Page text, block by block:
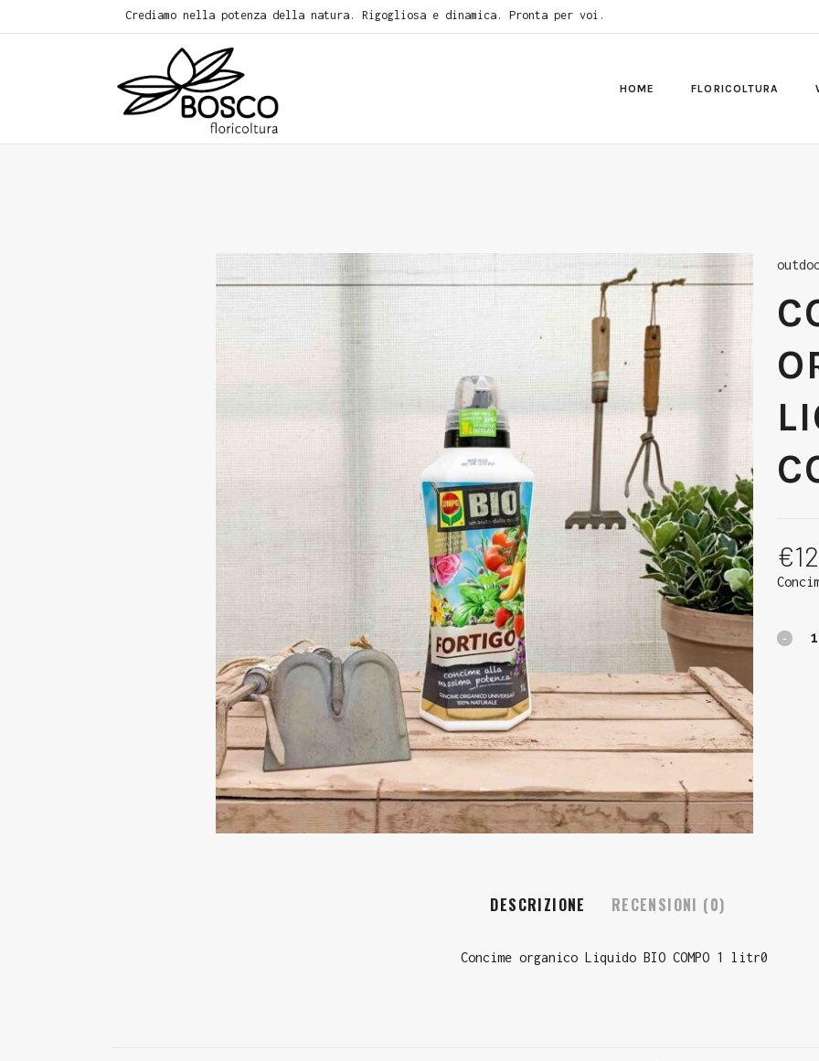
Crediamo nella potenza della natura. Rigogliosa e dinamica. Pronta per voi.
HOME FLORICOLTURA
€
DESCRIZIONE RECENSIONI (0)
Concime organico Liquido BIO COMPO 1 litr0